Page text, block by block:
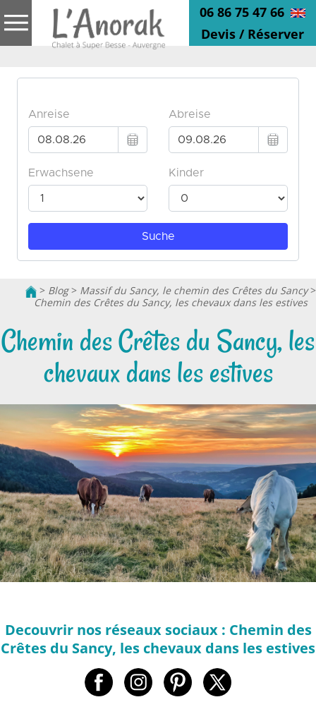
06 86 75 47 66
Devis / Réserver
> Blog> Massif du Sancy, le chemin des Crêtes du Sancy>
Chemin des Crêtes du Sancy, les chevaux dans les estives
Chemin des Crêtes du Sancy, les
chevaux dans les estives
Decouvrir nos réseaux sociaux : Chemin des
Crêtes du Sancy, les chevaux dans les estives